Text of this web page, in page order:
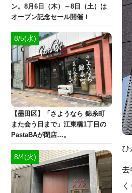
ひ
去
ン。8月6日（木）～8日（土）は
オープン記念セール開催！
8/5(水)
【墨田区】「さようなら 錦糸町
また会う日まで」江東橋1丁目の
PastaBAが閉店…。
8/4(火)